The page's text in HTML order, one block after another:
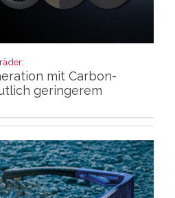
mit Carbon-
geringerem